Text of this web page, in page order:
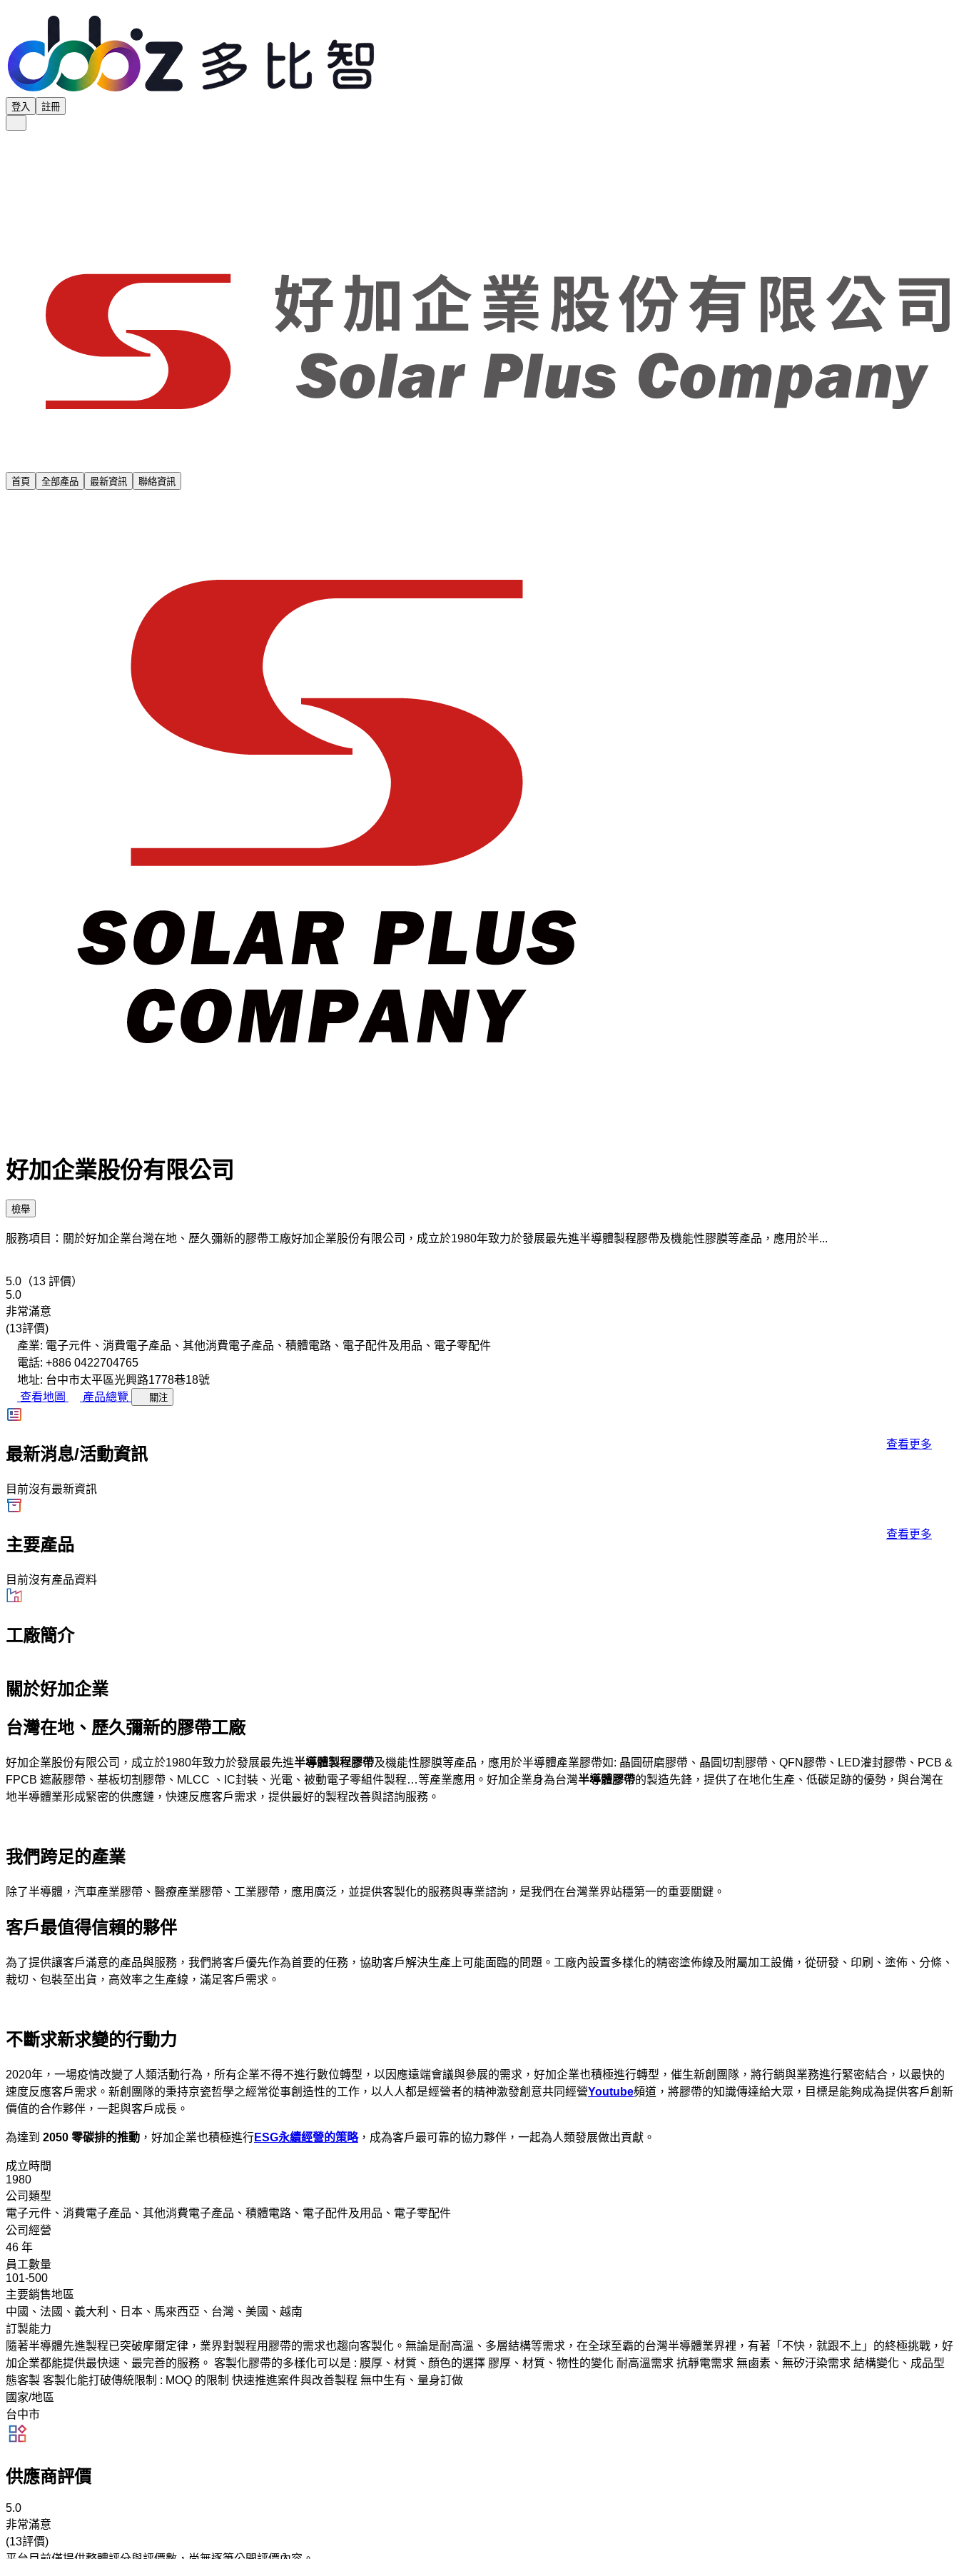
登入 註冊
首頁 全部產品 最新資訊 聯絡資訊
好加企業股份有限公司
檢舉
服務項目：關於好加企業台灣在地、歷久彌新的膠帶工廠好加企業股份有限公司，成立於1980年致力於發展最先進半導體製程膠帶及機能性膠膜等產品，應用於半...
5.0（13 評價）
5.0
非常滿意
(13評價)
產業: 電子元件、消費電子產品、其他消費電子產品、積體電路、電子配件及用品、電子零配件
電話: +886 0422704765
地址: 台中市太平區光興路1778巷18號
查看地圖
產品總覽 關注
最新消息/活動資訊
查看更多
目前沒有最新資訊
主要產品
查看更多
目前沒有產品資料
工廠簡介
關於好加企業
台灣在地、歷久彌新的膠帶工廠
好加企業股份有限公司，成立於1980年致力於發展最先進半導體製程膠帶及機能性膠膜等產品，應用於半導體產業膠帶如: 晶圓研磨膠帶、晶圓切割膠帶、QFN膠帶、LED灌封膠帶、PCB &
FPCB 遮蔽膠帶、基板切割膠帶、MLCC 、IC封裝、光電、被動電子零組件製程…等產業應用。好加企業身為台灣半導體膠帶的製造先鋒，提供了在地化生產、低碳足跡的優勢，與台灣在
地半導體業形成緊密的供應鏈，快速反應客戶需求，提供最好的製程改善與諮詢服務。
我們跨足的產業
除了半導體，汽車產業膠帶、醫療產業膠帶、工業膠帶，應用廣泛，並提供客製化的服務與專業諮詢，是我們在台灣業界站穩第一的重要關鍵。
客戶最值得信賴的夥伴
為了提供讓客戶滿意的產品與服務，我們將客戶優先作為首要的任務，協助客戶解決生產上可能面臨的問題。工廠內設置多樣化的精密塗佈線及附屬加工設備，從研發、印刷、塗佈、分條、
裁切、包裝至出貨，高效率之生產線，滿足客戶需求。
不斷求新求變的行動力
2020年，一場疫情改變了人類活動行為，所有企業不得不進行數位轉型，以因應遠端會議與參展的需求，好加企業也積極進行轉型，催生新創團隊，將行銷與業務進行緊密結合，以最快的
速度反應客戶需求。新創團隊的秉持京瓷哲學之經常從事創造性的工作，以人人都是經營者的精神激發創意共同經營Youtube頻道，將膠帶的知識傳達給大眾，目標是能夠成為提供客戶創新
價值的合作夥伴，一起與客戶成長。
為達到 2050 零碳排的推動 ，好加企業也積極進行ESG永續經營的策略，成為客戶最可靠的協力夥伴，一起為人類發展做出貢獻。
成立時間
1980
公司類型
電子元件、消費電子產品、其他消費電子產品、積體電路、電子配件及用品、電子零配件
公司經營
46 年
員工數量
101-500
主要銷售地區
中國、法國、義大利、日本、馬來西亞、台灣、美國、越南
訂製能力
隨著半導體先進製程已突破摩爾定律，業界對製程用膠帶的需求也趨向客製化。無論是耐高溫、多層結構等需求，在全球至霸的台灣半導體業界裡，有著「不快，就跟不上」的終極挑戰，好
加企業都能提供最快速、最完善的服務。 客製化膠帶的多樣化可以是 : 膜厚、材質、顏色的選擇 膠厚、材質、物性的變化 耐高溫需求 抗靜電需求 無鹵素、無矽汙染需求 結構變化、成品型
態客製 客製化能打破傳統限制 : MOQ 的限制 快速推進案件與改善製程 無中生有、量身訂做
國家/地區
台中市
供應商評價
5.0
非常滿意
(13評價)